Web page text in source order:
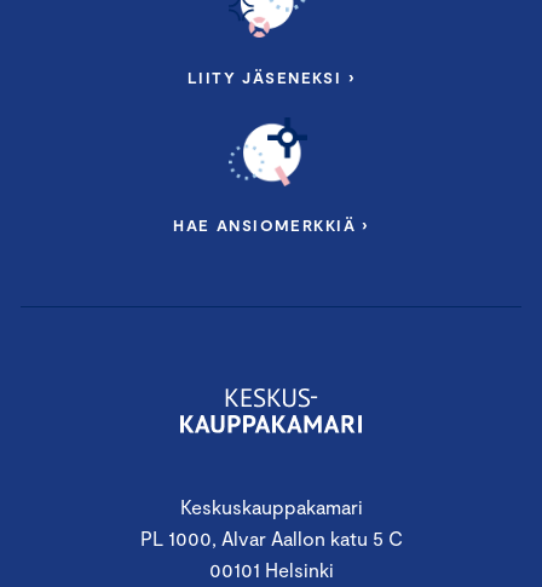
Keskuskauppakamari
PL 1000, Alvar Aallon katu 5 C
00101 Helsinki
LIITY JÄSENEKSI ›
HAE ANSIOMERKKIÄ ›